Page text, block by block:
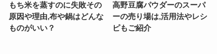
もち米を蒸すのに失敗その
原因や理由,布や鍋はどんな
ものがいい？
高野豆腐パウダーのスーパ
ーの売り場は,活用法やレシ
ピもご紹介